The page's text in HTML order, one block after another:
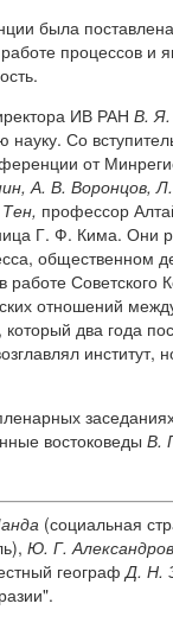
была
процессов и
ИВ РАН В. Я.
науку. Со
от
А. В. Воронцов,
профессор
Г. Ф. Кима. Они
общественном
Советского
отношений
два года
институт,
востоковеды В.
(социальная
Ю. Г. Александров
географД. Н.